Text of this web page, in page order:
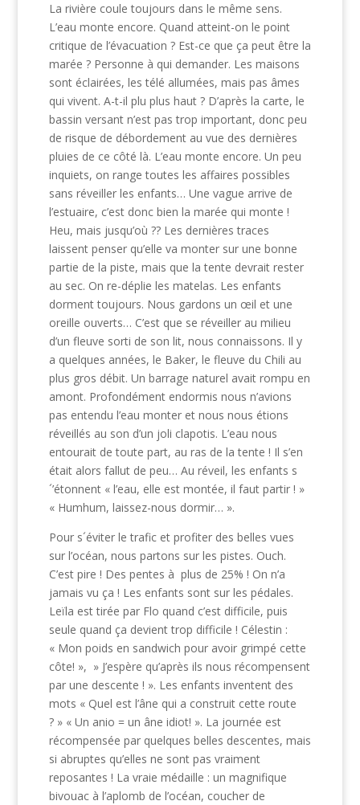
La rivière coule toujours dans le même sens.
L’eau monte encore. Quand atteint-on le point
critique de l’évacuation ? Est-ce que ça peut être la
marée ? Personne à qui demander. Les maisons
sont éclairées, les télé allumées, mais pas âmes
qui vivent. A-t-il plu plus haut ? D’après la carte, le
bassin versant n’est pas trop important, donc peu
de risque de débordement au vue des dernières
pluies de ce côté là. L’eau monte encore. Un peu
inquiets, on range toutes les affaires possibles
sans réveiller les enfants… Une vague arrive de
l’estuaire, c’est donc bien la marée qui monte !
Heu, mais jusqu’où ?? Les dernières traces
laissent penser qu’elle va monter sur une bonne
partie de la piste, mais que la tente devrait rester
au sec. On re-déplie les matelas. Les enfants
dorment toujours. Nous gardons un œil et une
oreille ouverts… C’est que se réveiller au milieu
d’un fleuve sorti de son lit, nous connaissons. Il y
a quelques années, le Baker, le fleuve du Chili au
plus gros débit. Un barrage naturel avait rompu en
amont. Profondément endormis nous n’avions
pas entendu l’eau monter et nous nous étions
réveillés au son d’un joli clapotis. L’eau nous
entourait de toute part, au ras de la tente ! Il s’en
était alors fallut de peu… Au réveil, les enfants s
´’étonnent « l’eau, elle est montée, il faut partir ! »
« Humhum, laissez-nous dormir… ».
Pour s´éviter le trafic et profiter des belles vues
sur l’océan, nous partons sur les pistes. Ouch.
C’est pire ! Des pentes à plus de 25% ! On n’a
jamais vu ça ! Les enfants sont sur les pédales.
Leïla est tirée par Flo quand c’est difficile, puis
seule quand ça devient trop difficile ! Célestin :
« Mon poids en sandwich pour avoir grimpé cette
côte! », » J’espère qu’après ils nous récompensent
par une descente ! ». Les enfants inventent des
mots « Quel est l’âne qui a construit cette route
? » « Un anio = un âne idiot! ». La journée est
récompensée par quelques belles descentes, mais
si abruptes qu’elles ne sont pas vraiment
reposantes ! La vraie médaille : un magnifique
bivouac à l’aplomb de l’océan, coucher de